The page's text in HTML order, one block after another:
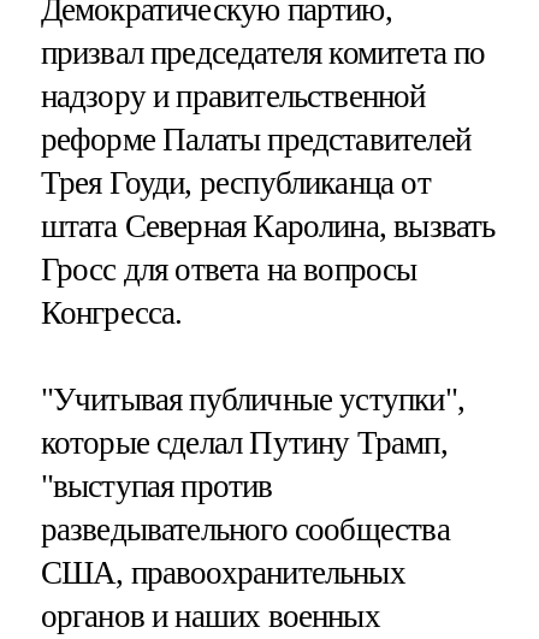
Демократическую партию,
призвал председателя комитета по
надзору и правительственной
реформе Палаты представителей
Трея Гоуди, республиканца от
штата Северная Каролина, вызвать
Гросс для ответа на вопросы
Конгресса.
"Учитывая публичные уступки",
которые сделал Путину Трамп,
"выступая против
разведывательного сообщества
США, правоохранительных
органов и наших военных